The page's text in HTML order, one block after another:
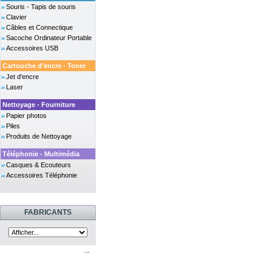
Souris - Tapis de souris
Clavier
Câbles et Connectique
Sacoche Ordinateur Portable
Accessoires USB
Cartouche d'encre - Toner
Jet d'encre
Laser
Nettoyage - Fourniture
Papier photos
Piles
Produits de Nettoyage
Téléphonie - Multimédia
Casques & Ecouteurs
Accessoires Téléphonie
FABRICANTS